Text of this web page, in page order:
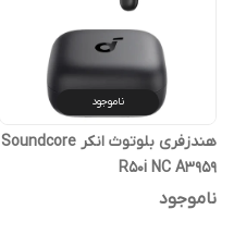
ناموجود
هندزفری بلوتوث انکر Soundcore
R50i NC A3959
ناموجود